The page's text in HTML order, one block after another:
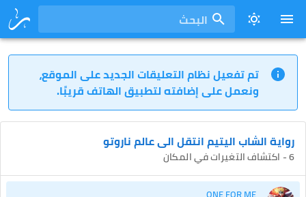
البحث
تم تفعيل نظام التعليقات الجديد على الموقع،
ونعمل على إضافته لتطبيق الهاتف قريبًا.
رواية الشاب اليتيم انتقل الى عالم ناروتو
6 - اكتشاف التغيرات في المكان